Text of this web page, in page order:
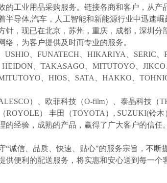
的工业用品采购服务。链接各商和客户，从产
半导体,汽车，人工智能和新能源行业中迅速
针，现已在北京，苏州，重庆，成都，深圳
络，为客户提供及时而专业的服务。
USHIO、FUNATECH、HIKARIYA、SERIC
、TAKASAGO、MITUTOYO、JIKCO
、HIOS、SATA、HAKKO、
）、欧菲科技（O-film）、泰晶科技（
ROYOLE） 丰田（TOYOTA）, SUZUKI(铃木
的经验，成熟的产品，赢得了广大客户的信
“诚信、品质、快速、贴心"的服务宗旨，不断
供便利的配送服务，将实惠和安心送到每一个